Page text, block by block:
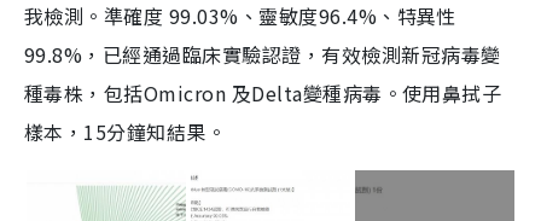
我檢測。準確度 99.03%、靈敏度96.4%、特異性
99.8%，已經通過臨床實驗認證，有效檢測新冠病毒變
種毒株，包括Omicron 及Delta變種病毒。使用鼻拭子
樣本，15分鐘知結果。